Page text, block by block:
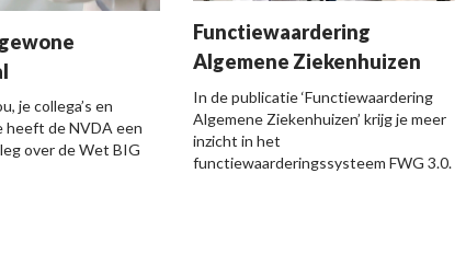
je collega’s en
heeft de NVDA een
over de Wet BIG
Functiewaardering
Algemene Ziekenhuizen
In de publicatie ‘Functiewaardering
Algemene Ziekenhuizen’ krijg je meer
inzicht in het
functiewaarderingssysteem FWG 3.0.